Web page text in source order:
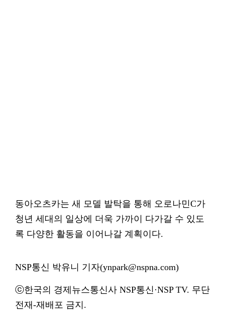
동아오츠카는 새 모델 발탁을 통해 오로나민C가
청년 세대의 일상에 더욱 가까이 다가갈 수 있도
록 다양한 활동을 이어나갈 계획이다.
NSP통신 박유니 기자(ynpark@nspna.com)
ⓒ한국의 경제뉴스통신사 NSP통신·NSP TV. 무단
전재-재배포 금지.